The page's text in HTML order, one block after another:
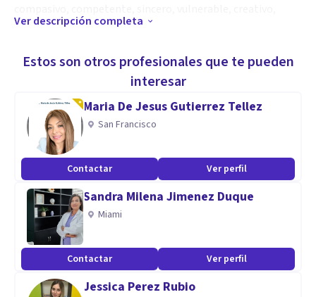
apasionado y con coraje
Aptitudes
Procesos personales y Organziacionales de Coaching
Ejecutivo y Life Coaching
Ver descripción completa
Estos son otros profesionales que te pueden
interesar
Maria De Jesus Gutierrez Tellez
San Francisco
Contactar Ver perfil
Sandra Milena Jimenez Duque
Miami
Contactar Ver perfil
Jessica Perez Rubio